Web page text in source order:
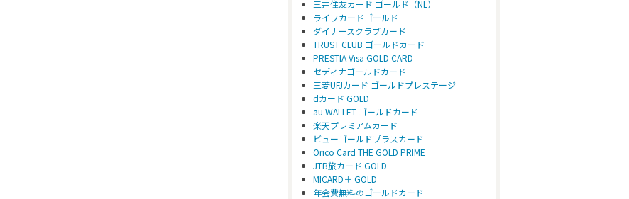
三井住友カード ゴールド（NL）
ライフカードゴールド
ダイナースクラブカード
TRUST CLUB ゴールドカード
PRESTIA Visa GOLD CARD
セディナゴールドカード
三菱UFJカード ゴールドプレステージ
dカード GOLD
au WALLET ゴールドカード
楽天プレミアムカード
ビューゴールドプラスカード
Orico Card THE GOLD PRIME
JTB旅カード GOLD
MICARD＋ GOLD
年会費無料のゴールドカード